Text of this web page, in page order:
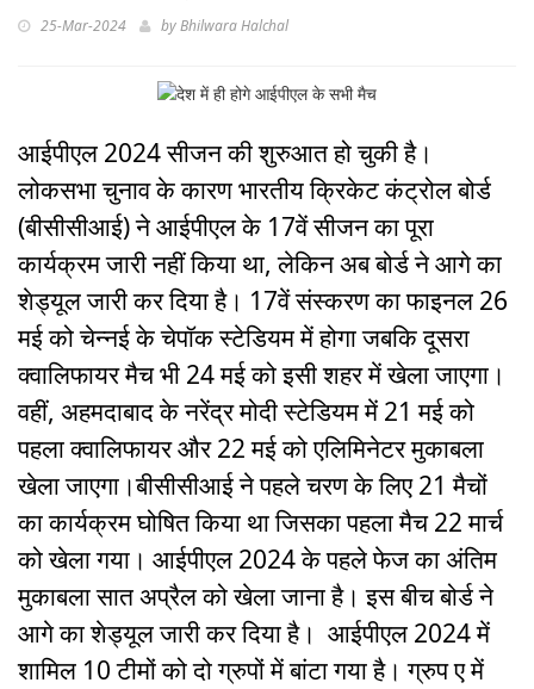
25-Mar-2024 byBhilwara Halchal
आईपीएल 2024 सीजन की शुरुआत हो चुकी है।
लोकसभा चुनाव के कारण भारतीय क्रिकेट कंट्रोल बोर्ड
(बीसीसीआई) ने आईपीएल के 17वें सीजन का पूरा
कार्यक्रम जारी नहीं किया था, लेकिन अब बोर्ड ने आगे का
शेड्यूल जारी कर दिया है। 17वें संस्करण का फाइनल 26
मई को चेन्नई के चेपॉक स्टेडियम में होगा जबकि दूसरा
क्वालिफायर मैच भी 24 मई को इसी शहर में खेला जाएगा।
वहीं, अहमदाबाद के नरेंद्र मोदी स्टेडियम में 21 मई को
पहला क्वालिफायर और 22 मई को एलिमिनेटर मुकाबला
खेला जाएगा।बीसीसीआई ने पहले चरण के लिए 21 मैचों
का कार्यक्रम घोषित किया था जिसका पहला मैच 22 मार्च
को खेला गया। आईपीएल 2024 के पहले फेज का अंतिम
मुकाबला सात अप्रैल को खेला जाना है। इस बीच बोर्ड ने
आगे का शेड्यूल जारी कर दिया है। आईपीएल 2024 में
शामिल 10 टीमों को दो ग्रुपों में बांटा गया है। ग्रुप ए में